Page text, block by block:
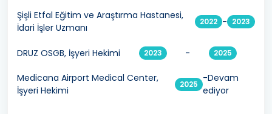
Şişli Etfal Eğitim ve Araştırma Hastanesi,
İdari İşler Uzmanı
2022 - 2023
DRUZ OSGB, İşyeri Hekimi 2023 - 2025
Medicana Airport Medical Center,
İşyeri Hekimi
2025
-Devam
ediyor